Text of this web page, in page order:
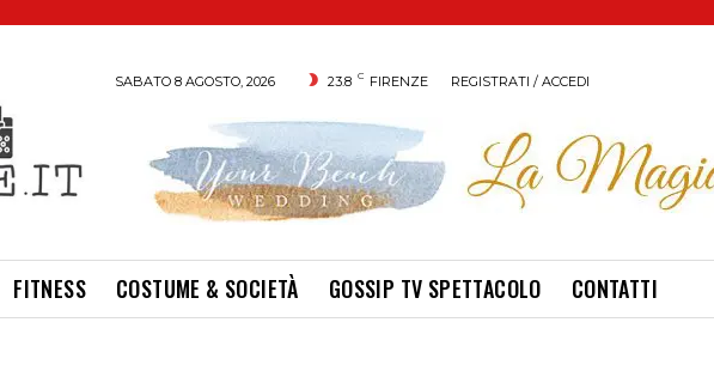
SABATO 8 AGOSTO, 2026 23.8 C FIRENZE REGISTRATI / ACCEDI
FITNESS COSTUME & SOCIETÀ GOSSIP TV SPETTACOLO CONTATTI